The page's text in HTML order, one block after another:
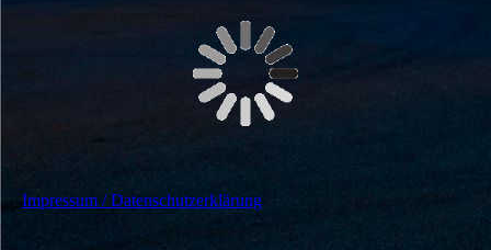
Impressum / Datenschutzerklärung